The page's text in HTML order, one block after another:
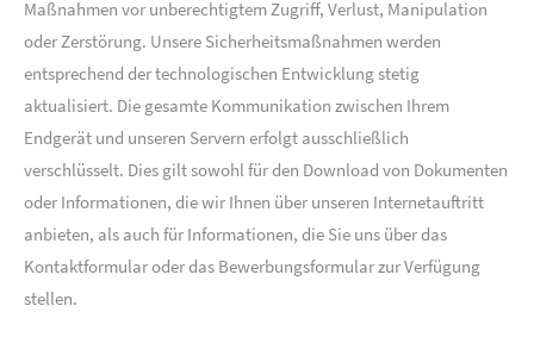
Maßnahmen vor unberechtigtem Zugriff, Verlust, Manipulation
oder Zerstörung. Unsere Sicherheitsmaßnahmen werden
entsprechend der technologischen Entwicklung stetig
aktualisiert. Die gesamte Kommunikation zwischen Ihrem
Endgerät und unseren Servern erfolgt ausschließlich
verschlüsselt. Dies gilt sowohl für den Download von Dokumenten
oder Informationen, die wir Ihnen über unseren Internetauftritt
anbieten, als auch für Informationen, die Sie uns über das
Kontaktformular oder das Bewerbungsformular zur Verfügung
stellen.